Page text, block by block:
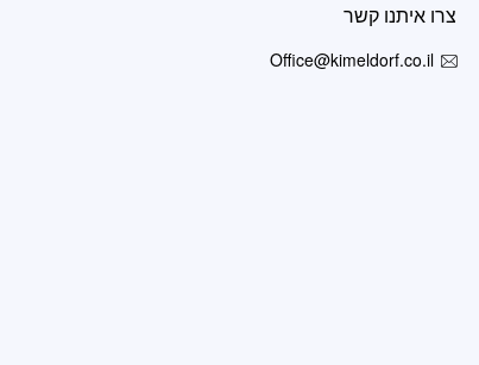
צרו איתנו קשר
Office@kimeldorf.co.il